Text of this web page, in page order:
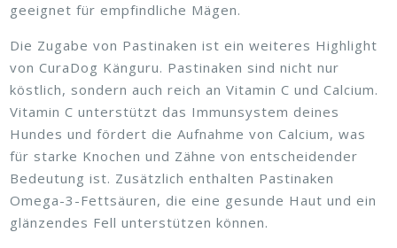
geeignet für empfindliche Mägen.
Die Zugabe von Pastinaken ist ein weiteres Highlight
von CuraDog Känguru. Pastinaken sind nicht nur
köstlich, sondern auch reich an Vitamin C und Calcium.
Vitamin C unterstützt das Immunsystem deines
Hundes und fördert die Aufnahme von Calcium, was
für starke Knochen und Zähne von entscheidender
Bedeutung ist. Zusätzlich enthalten Pastinaken
Omega-3-Fettsäuren, die eine gesunde Haut und ein
glänzendes Fell unterstützen können.